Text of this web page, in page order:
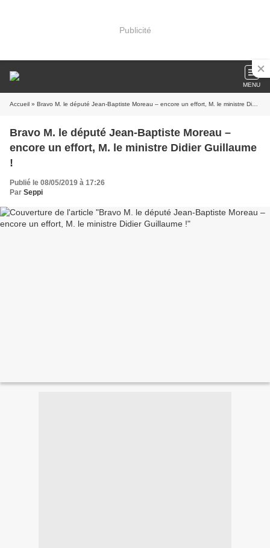
Publicité
MENU
Accueil » Bravo M. le député Jean-Baptiste Moreau – encore un effort, M. le ministre Didier Guillaume !
Bravo M. le député Jean-Baptiste Moreau –
encore un effort, M. le ministre Didier Guillaume
!
Publié le 08/05/2019 à 17:26
Par Seppi